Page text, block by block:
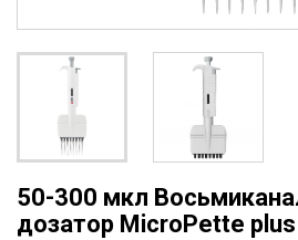
50-300 мкл
дозатор MicroPette plus